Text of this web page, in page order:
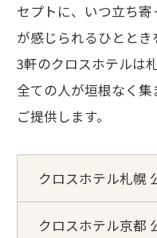
セプトに、いつ立ち
が感じられるひとと
3軒のクロスホテルは
全ての人が垣根なく
ご提供します。
クロスホテル札幌
クロスホテル京都